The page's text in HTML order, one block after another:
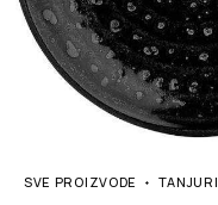
SVE PROIZVODE TANJURI